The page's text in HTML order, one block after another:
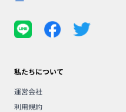
私たちについて
運営会社
利用規約